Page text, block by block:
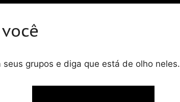
grupos e diga que está de olho neles.